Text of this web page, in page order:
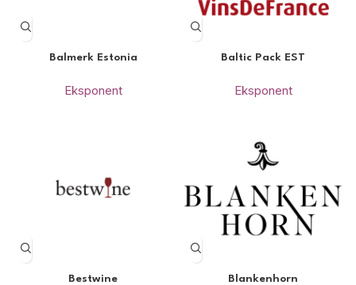
Balmerk Estonia
Eksponent
Baltic Pack EST
Eksponent
Bestwine Blankenhorn